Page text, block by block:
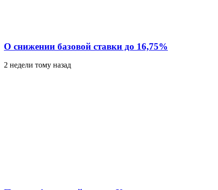
О снижении базовой ставки до 16,75%
2 недели тому назад